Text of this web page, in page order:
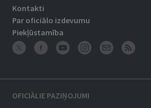
Kontakti
Par oficiālo izdevumu
Piekļūstamība
OFICIĀLIE PAZIŅOJUMI